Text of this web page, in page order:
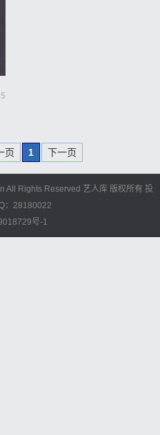
页 1 下一页
All Rights Reserved 艺人库 版权所有 投
：28180022
号-1